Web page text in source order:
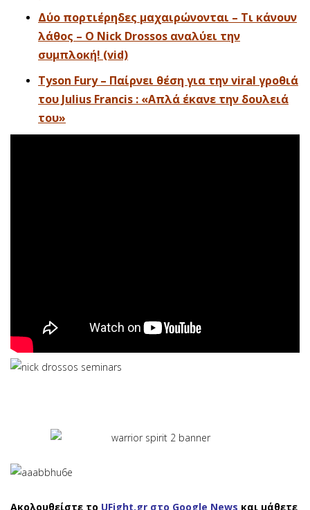
Δύο πορτιέρηδες μαχαιρώνονται – Τι κάνουν
λάθος – Ο Nick Drossos αναλύει την
συμπλοκή! (vid)
Tyson Fury – Παίρνει θέση για την viral γροθιά
του Julius Francis : «Απλά έκανε την δουλειά
του»
Ακολουθείστε το UFight.gr στο Google News και μάθετε